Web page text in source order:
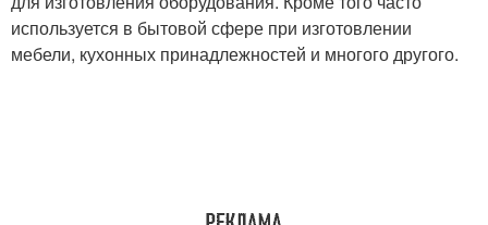
используется в бытовой сфере при изготовлении
мебели, кухонных принадлежностей и многого другого.